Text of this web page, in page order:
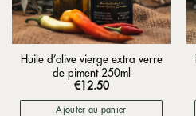
Huile d’olive vierge extra verre
de piment 250ml
€12.50
Ajouter au panier